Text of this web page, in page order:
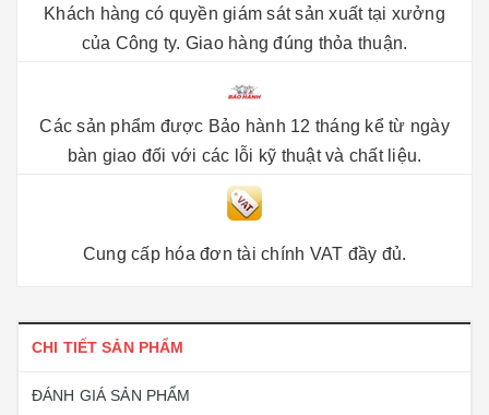
Khách hàng có quyền giám sát sản xuất tại xưởng
của Công ty. Giao hàng đúng thỏa thuận.
Các sản phẩm được Bảo hành 12 tháng kể từ ngày
bàn giao đối với các lỗi kỹ thuật và chất liệu.
Cung cấp hóa đơn tài chính VAT đầy đủ.
CHI TIẾT SẢN PHẨM
ĐÁNH GIÁ SẢN PHẨM